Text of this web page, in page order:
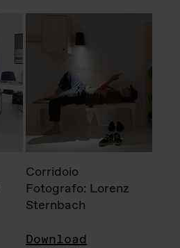
Corridoio
Fotografo: Lorenz
Sternbach
Download